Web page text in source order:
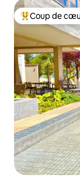
Coups de cœur
Coup de